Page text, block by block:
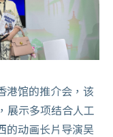
港馆的推介会，该
展示多项结合人工
的动画长片导演吴